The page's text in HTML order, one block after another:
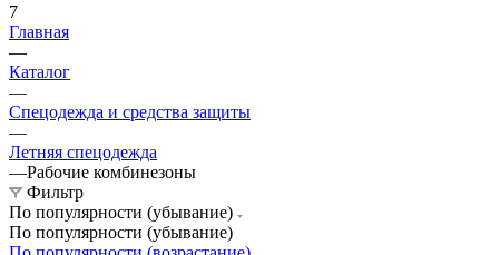
7
Главная
—
Каталог
—
Спецодежда и средства защиты
—
Летняя спецодежда
—Рабочие комбинезоны
Фильтр
По популярности (убывание)
По популярности (убывание)